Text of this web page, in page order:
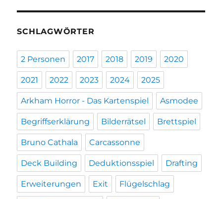
SCHLAGWÖRTER
2 Personen 2017 2018 2019 2020
2021 2022 2023 2024 2025
Arkham Horror - Das Kartenspiel Asmodee
Begriffserklärung Bilderrätsel Brettspiel
Bruno Cathala Carcassonne
Deck Building Deduktionsspiel Drafting
Erweiterungen Exit Flügelschlag